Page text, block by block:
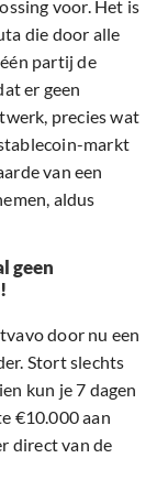
voor. Het is
die door alle
partij de
er geen
precies wat
markt
van een
aldus
geen
door nu een
Stort slechts
kun je 7 dagen
€10.000 aan
direct van de